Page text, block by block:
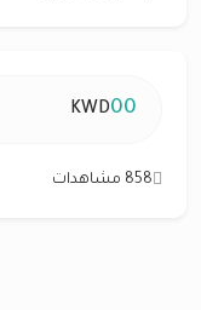
00
KWD
858 مشاهدات